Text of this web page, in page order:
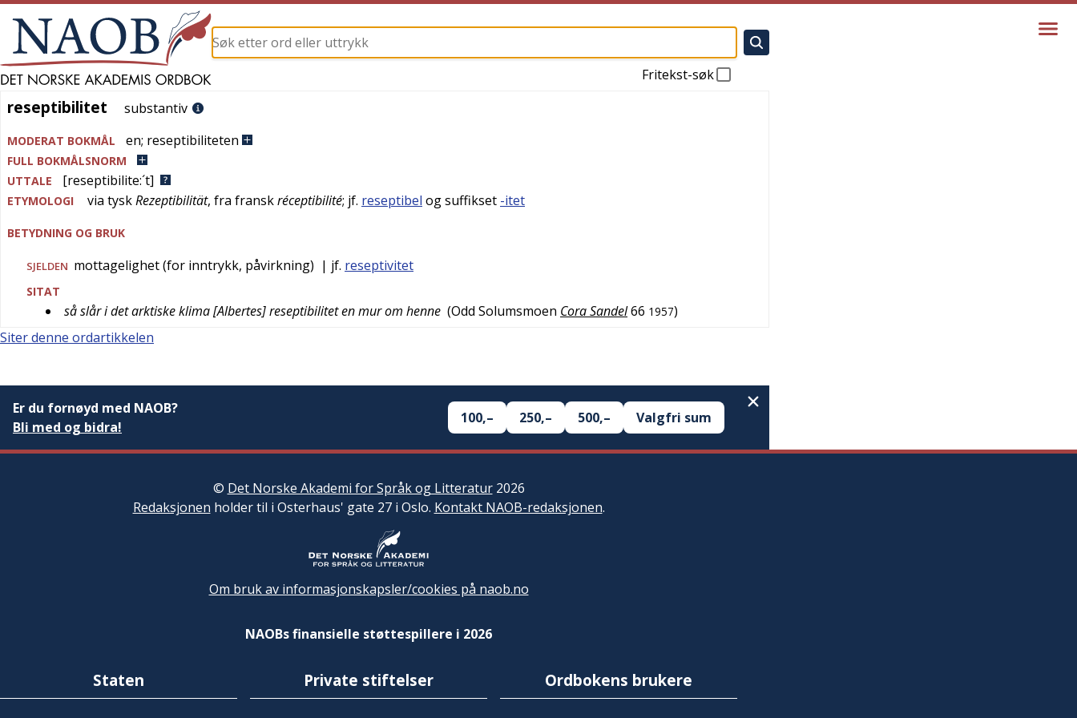
Fritekst-søk
reseptibilitet
reseptibilitet substantiv
MODERAT BOKMÅL en; reseptibiliteten
FULL BOKMÅLSNORM
UTTALE
[reseptibilite:´t]
ETYMOLOGI via tyskRezeptibilität, fra franskréceptibilité; jf. reseptibel og suffikset -itet
BETYDNING OG BRUK
SJELDEN mottagelighet (for inntrykk, påvirkning) | jf. reseptivitet
SITAT
så slår i det arktiske klima [Albertes] reseptibilitet en mur om henne (Odd Solumsmoen Cora Sandel66 1957)
Siter denne ordartikkelen
Er du fornøyd med NAOB?
Bli med og bidra!
100,– 250,– 500,– Valgfri sum
© Det Norske Akademi for Språk og Litteratur2026
Redaksjonen holder til i Osterhaus' gate 27 i Oslo. Kontakt NAOB-redaksjonen.
Om bruk av informasjonskapsler/cookies på naob.no
NAOBs finansielle støttespillere i 2026
Staten Private stiftelser Ordbokens brukere